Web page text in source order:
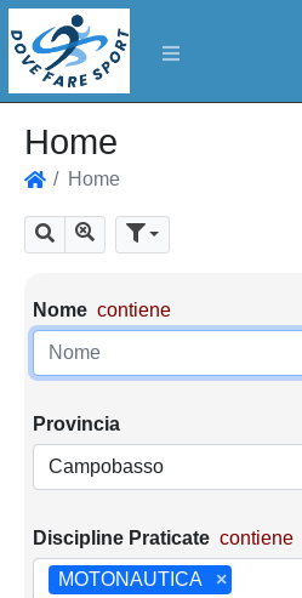
Home
Home
Cerca Mostra tutti i risultati
Parametri di ricerca
Nome contiene
Provincia
Campobasso
Discipline Praticate contiene
×
MOTONAUTICA